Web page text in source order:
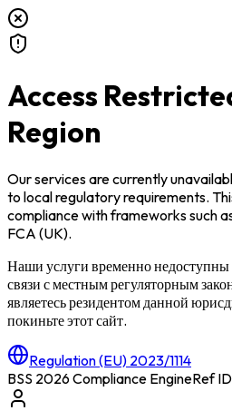
Access
Region
Our services are currently
to local regulatory requirements.
compliance with frameworks such
FCA (UK).
Наши услуги временно недоступны
связи с местным регуляторным
являетесь резидентом данной
покиньте этот сайт.
Regulation (EU) 2023/1114
BSS 2026 Compliance EngineRef